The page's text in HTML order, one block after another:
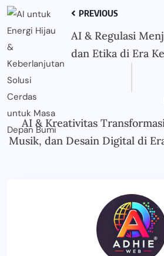
PREVIOUS
AI & Regulasi
dan Etika di Era
AI & Kreativitas
Musik, dan Desain Digital di